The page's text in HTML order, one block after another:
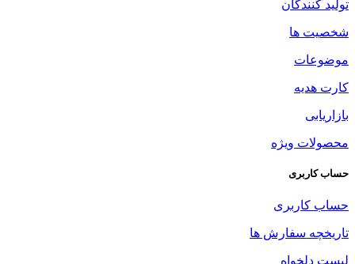
تولید کنندگان
شخصیت ها
موضوعات
کارت هدیه
بازاریابی
محصولات ویژه
حساب کاربری
حساب کاربری
تاریخچه سفارش ها
لیست دلخواه